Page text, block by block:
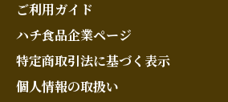
ご利用ガイド
ハチ食品企業ページ
特定商取引法に基づく表示
個人情報の取扱い